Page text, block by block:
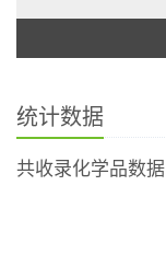
统计数据
共收录化学品数据